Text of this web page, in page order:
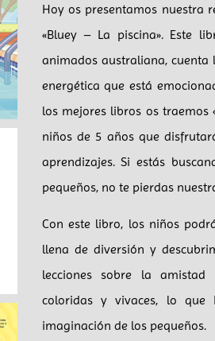
Hoy os presentamos nuestra
«Bluey – La piscina». Este
animados australiana,
energética que está
los mejores libros os traemos
niños de 5 años que
aprendizajes. Si estás
pequeños, no te pierdas
Con este libro, los niños
llena de diversión y
lecciones sobre la
coloridas y vivaces, lo
imaginación de los pequeños.